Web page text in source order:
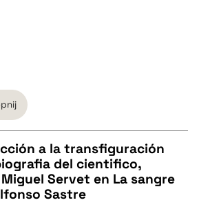
a la transfiguración
del cientifico,
Servet en La sangre
Sastre